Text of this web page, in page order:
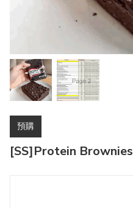
預購
[SS]Protein Brownies